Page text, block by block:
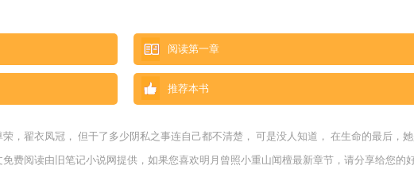
阅读第一章
推荐本书
，翟衣凤冠， 但干了多少阴私之事连自己都不清楚， 可是没人知道， 在生命的最后，
阅读由旧笔记小说网提供，如果您喜欢明月曾照小重山闻檀最新章节，请分享给您的